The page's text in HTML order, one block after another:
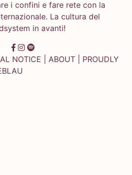
i confini e fare rete con la
La cultura del
in avanti!
NOTICE ABOUT | PROUDLY